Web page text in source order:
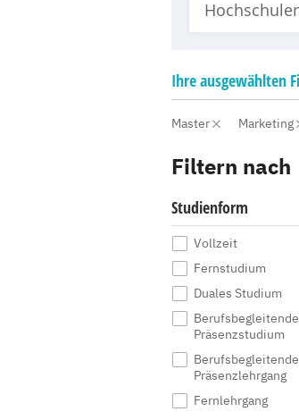
Ihreausgewählten
Master Marketing
Filtern nach
Studienform
Vollzeit
Fernstudium
Duales Studium
Präsenzstudium
Präsenzlehrgang
Fernlehrgang